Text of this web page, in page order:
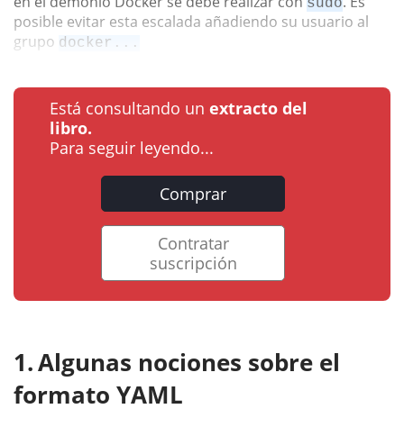
sudo
posible evitar esta escalada añadiendo su usuario al
grupo docker...
Está consultando un extracto del
libro.
Para seguir leyendo...
Comprar
Contratar
suscripción
Algunas nociones sobre el
formato YAML